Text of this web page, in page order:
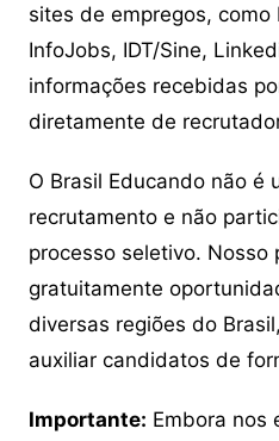
sites de empregos, como
InfoJobs, IDT/Sine,
informações recebidas
diretamente de
O Brasil Educando não é
recrutamento e não
processo seletivo. Nosso
gratuitamente
diversas regiões do
auxiliar candidatos de
Importante: Embora nos